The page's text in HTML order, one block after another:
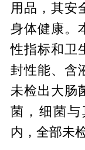
用品，其安
身体健康。
性指标和卫
封性能、含
未检出大肠
菌，细菌
内，全部未